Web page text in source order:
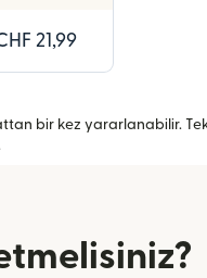
21,99
bir kez yararlanabilir.
açılır)